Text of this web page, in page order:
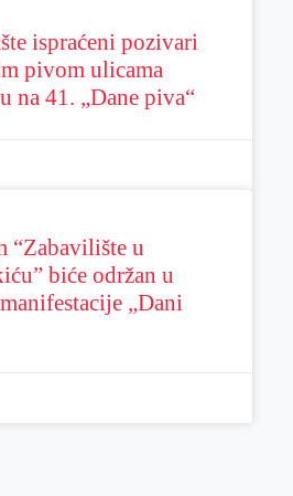
ispraćeni pozivari
pivom ulicama
na 41. „Dane piva“
“Zabavilište u
biće održan u
„Dani